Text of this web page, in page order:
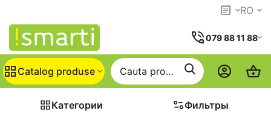
RO
079 88 11 88
Catalog produse
Категории Фильтры